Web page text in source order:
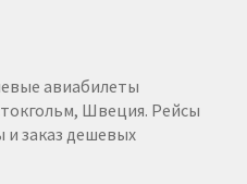
авиабилеты
Швеция. Рейсы
и заказ дешевых